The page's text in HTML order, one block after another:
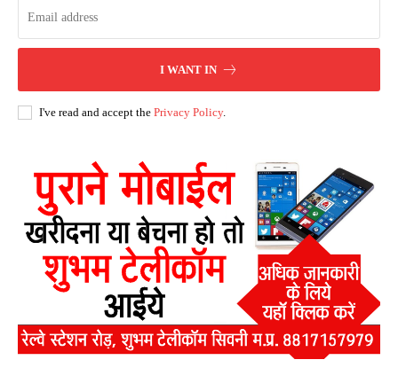
I WANT IN
I've read and accept the Privacy Policy.